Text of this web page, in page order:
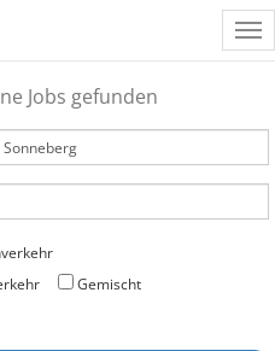
Jobs gefunden
Gemischt